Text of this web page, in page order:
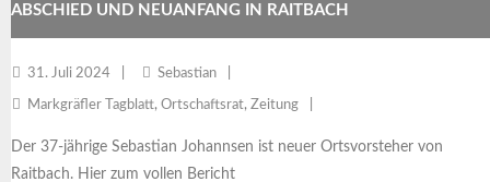
ABSCHIED UND NEUANFANG IN RAITBACH
31. Juli 2024 Sebastian
Markgräfler Tagblatt, Ortschaftsrat, Zeitung
Der 37-jährige Sebastian Johannsen ist neuer Ortsvorsteher von
Raitbach. Hier zum vollen Bericht